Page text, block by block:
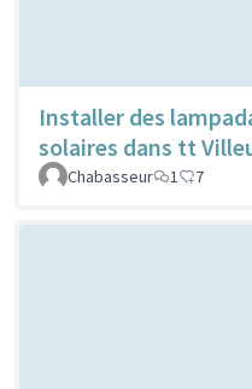
Installer des
solaires dans tt
Chabasseur
1 7